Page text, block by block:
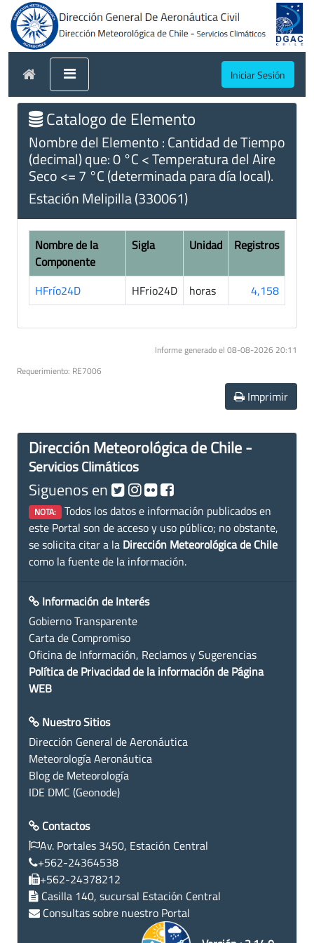
Iniciar Sesión
Catalogo de Elemento
Nombre del Elemento : Cantidad de Tiempo
(decimal) que: 0 °C < Temperatura del Aire
Seco <= 7 °C (determinada para día local).
Estación Melipilla (330061)
Nombre de la
Componente
Sigla Unidad Registros
HFrío24D HFrio24D horas 4,158
Informe generado el 08-08-2026 20:11
Requerimiento: RE7006
Imprimir
Dirección Meteorológica de Chile -
Servicios Climáticos
Siguenos en
NOTA: Todos los datos e información publicados en
este Portal son de acceso y uso público; no obstante,
se solicita citar a la Dirección Meteorológica de Chile
como la fuente de la información.
Información de Interés
Gobierno Transparente
Carta de Compromiso
Oficina de Información, Reclamos y Sugerencias
Política de Privacidad de la información de Página
WEB
Nuestro Sitios
Dirección General de Aeronáutica
Meteorología Aeronáutica
Blog de Meteorología
IDE DMC (Geonode)
Contactos
Av. Portales 3450, Estación Central
+562-24364538
+562-24378212
Casilla 140, sucursal Estación Central
Consultas sobre nuestro Portal